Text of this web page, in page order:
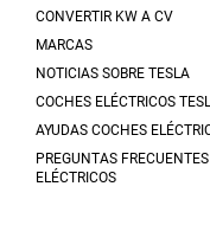
CONVERTIR KW A CV
MARCAS
NOTICIAS SOBRE TESLA
COCHES ELÉCTRICOS
AYUDAS COCHES
PREGUNTAS
ELÉCTRICOS